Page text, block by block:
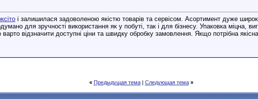
і залишилася задоволеною якістю товарів та сервісом. Асортимент дуже
для зручності використання як у побуті, так і для бізнесу. Упаковка міцна,
відзначити доступні ціни та швидку обробку замовлення. Якщо потрібна
« Предыдущая тема| Следующая тема »